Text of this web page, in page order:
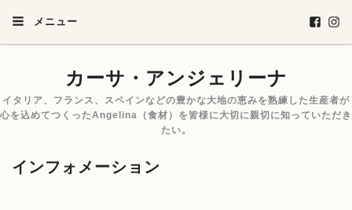
メニュー
カーサ・アンジェリーナ
イタリア、フランス、スペインなどの豊かな大地の恵みを熟練した生産者が
心を込めてつくったAngelina（食材）を皆様に大切に親切に知っていただき
たい。
インフォメーション